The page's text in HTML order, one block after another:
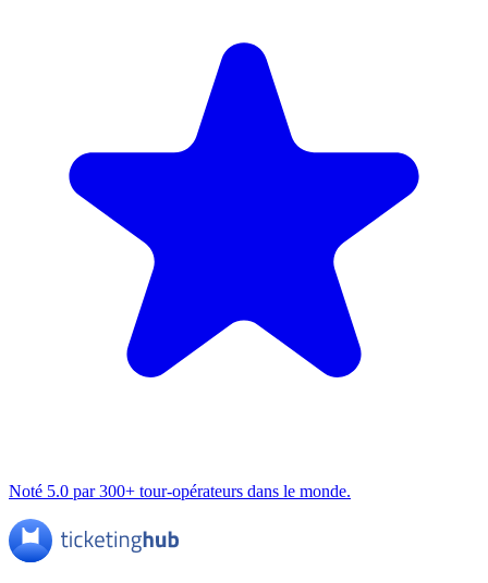
Noté 5.0 par 300+ tour-opérateurs dans le monde.